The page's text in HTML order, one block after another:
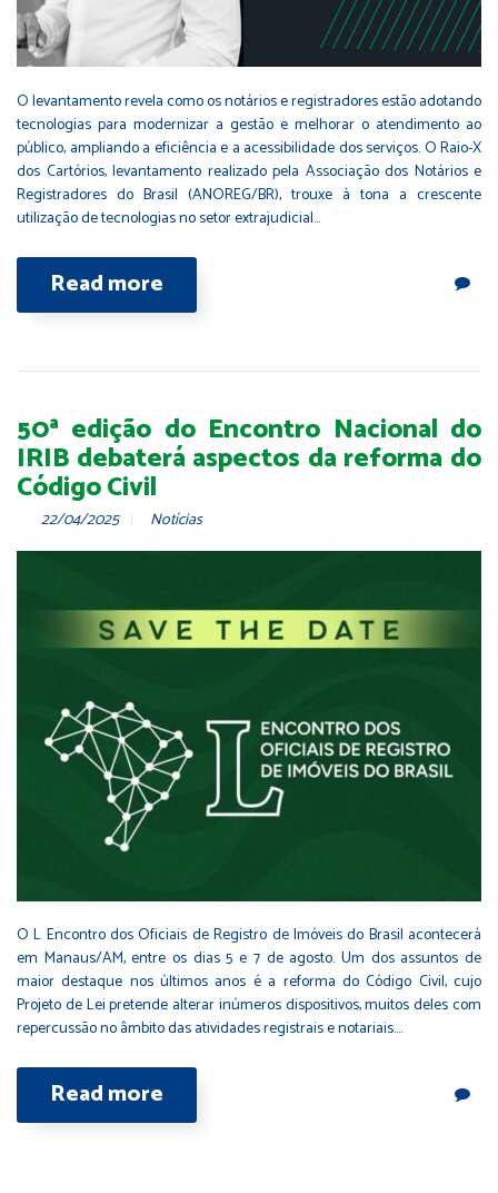
O levantamento revela como os notários e registradores estão adotando
tecnologias para modernizar a gestão e melhorar o atendimento ao
público, ampliando a eficiência e a acessibilidade dos serviços. O Raio-X
dos Cartórios, levantamento realizado pela Associação dos Notários e
Registradores do Brasil (ANOREG/BR), trouxe à tona a crescente
utilização de tecnologias no setor extrajudicial…
Read more
50ª edição do Encontro Nacional do
IRIB debaterá aspectos da reforma do
Código Civil
22/04/2025 Notícias
O L Encontro dos Oficiais de Registro de Imóveis do Brasil acontecerá
em Manaus/AM, entre os dias 5 e 7 de agosto. Um dos assuntos de
maior destaque nos últimos anos é a reforma do Código Civil, cujo
Projeto de Lei pretende alterar inúmeros dispositivos, muitos deles com
repercussão no âmbito das atividades registrais e notariais.…
Read more